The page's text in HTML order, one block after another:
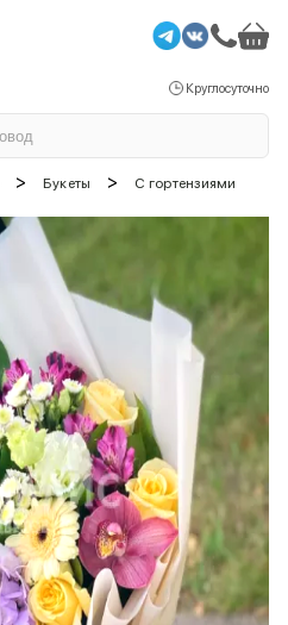
Круглосуточно
> Букеты > С гортензиями